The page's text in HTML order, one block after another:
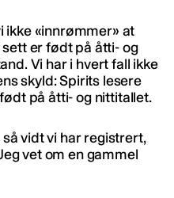
ikke «innrømmer» at
er født på åtti- og
Vi har i hvert fall ikke
skyld: Spirits lesere
på åtti- og nittitallet.
vidt vi har registrert,
vet om en gammel